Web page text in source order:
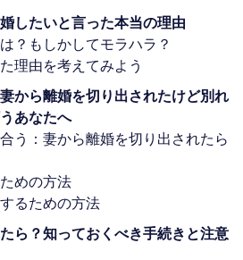
したいと言った本当の理由
？もしかしてモラハラ？
理由を考えてみよう
から離婚を切り出されたけど別れ
あなたへ
う：妻から離婚を切り出されたら
めの方法
るための方法
ら？知っておくべき手続きと注意